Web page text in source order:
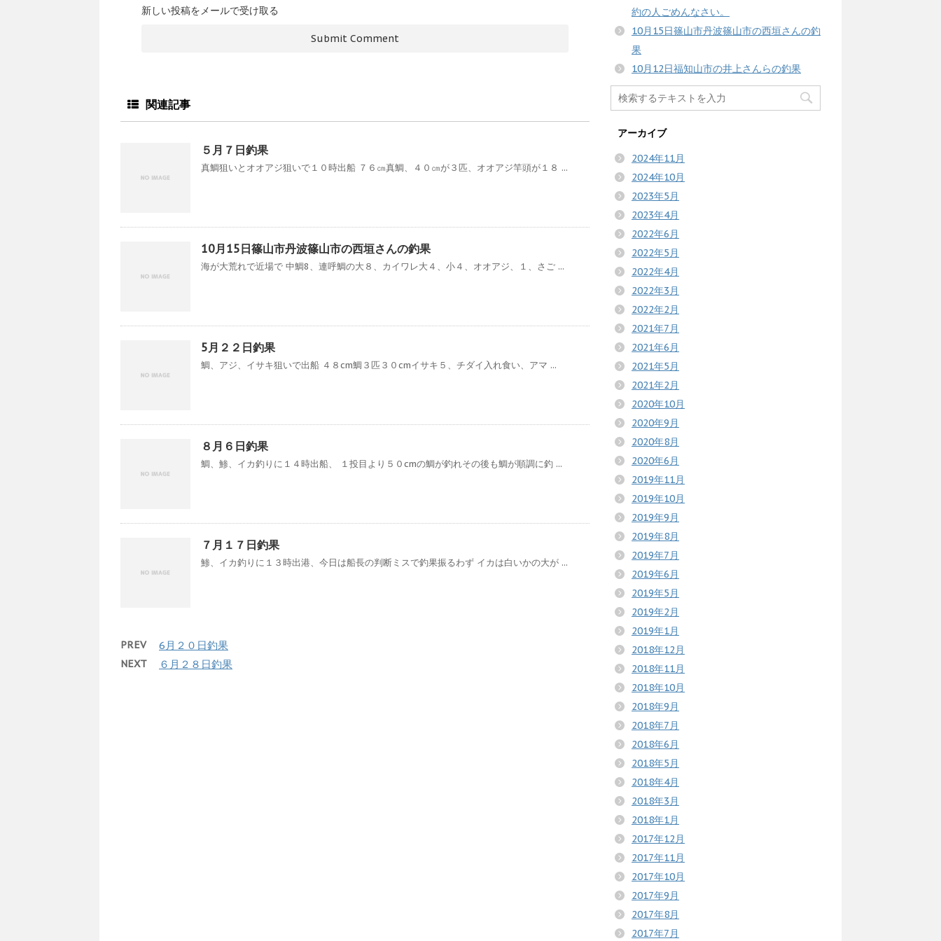
新しい投稿をメールで受け取る
関連記事
５月７日釣果
真鯛狙いとオオアジ狙いで１０時出船 ７６㎝真鯛、４０㎝が３匹、オオアジ竿頭が１８ ...
10月15日篠山市丹波篠山市の西垣さんの釣果
海が大荒れで近場で 中鯛8、連呼鯛の大８、カイワレ大４、小４、オオアジ、１、さご ...
5月２２日釣果
鯛、アジ、イサキ狙いで出船 ４８cm鯛３匹３０cmイサキ５、チダイ入れ食い、アマ ...
８月６日釣果
鯛、鯵、イカ釣りに１４時出船、 １投目より５０cmの鯛が釣れその後も鯛が順調に釣 ...
７月１７日釣果
鯵、イカ釣りに１３時出港、今日は船長の判断ミスで釣果振るわず イカは白いかの大が ...
PREV 6月２０日釣果
NEXT ６月２８日釣果
約の人ごめんなさい。
10月15日篠山市丹波篠山市の西垣さんの釣
果
10月12日福知山市の井上さんらの釣果
アーカイブ
2024年11月
2024年10月
2023年5月
2023年4月
2022年6月
2022年5月
2022年4月
2022年3月
2022年2月
2021年7月
2021年6月
2021年5月
2021年2月
2020年10月
2020年9月
2020年8月
2020年6月
2019年11月
2019年10月
2019年9月
2019年8月
2019年7月
2019年6月
2019年5月
2019年2月
2019年1月
2018年12月
2018年11月
2018年10月
2018年9月
2018年7月
2018年6月
2018年5月
2018年4月
2018年3月
2018年1月
2017年12月
2017年11月
2017年10月
2017年9月
2017年8月
2017年7月